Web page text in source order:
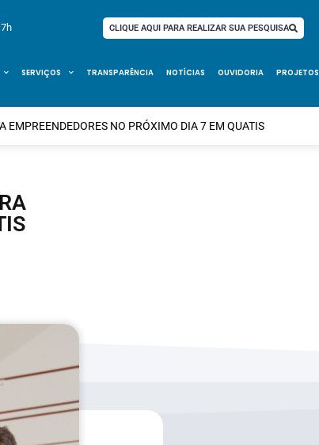
CLIQUE AQUI PARA REALIZAR SUA PESQUISA
SERVIÇOS TRANSPARÊNCIA NOTÍCIAS OUVIDORIA PROJETOS
EMPREENDEDORES NO PRÓXIMO DIA 7 EM QUATIS